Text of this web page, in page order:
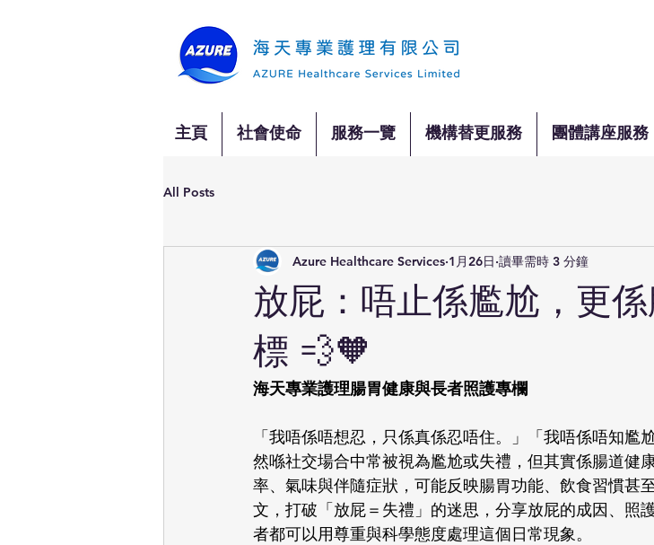
主頁 社會使命 服務一覽 機構替更服務 團體講座服務
All Posts
放屁：唔止係尷尬，更
標 💨🧡
Azure Healthcare Services 1月26日 讀畢需時 3 分鐘
海天專業護理腸胃健康與長者照護專欄
「我唔係唔想忍，只係真係忍唔住。」「我唔係唔知
然喺社交場合中常被視為尷尬或失禮，但其實係腸道健
率、氣味與伴隨症狀，可能反映腸胃功能、飲食習慣甚
文，打破「放屁＝失禮」的迷思，分享放屁的成因、照
者都可以用尊重與科學態度處理這個日常現象。